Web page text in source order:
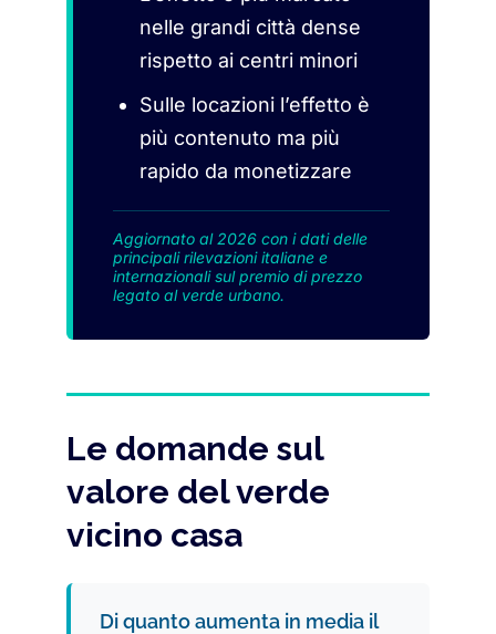
nelle grandi città dense
rispetto ai centri minori
Sulle locazioni l’effetto è
più contenuto ma più
rapido da monetizzare
Aggiornato al 2026 con i dati delle
principali rilevazioni italiane e
internazionali sul premio di prezzo
legato al verde urbano.
Le domande sul
valore del verde
vicino casa
Di quanto aumenta in media il